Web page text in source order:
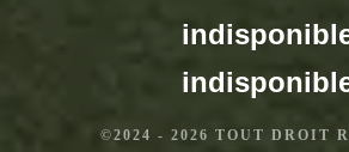
©2024 - 2026 TOUT DROIT